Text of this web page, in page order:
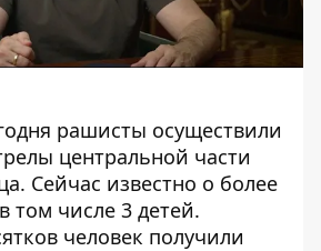
рашисты осуществили
центральной части
Сейчас известно о более
том числе 3 детей.
человек получили